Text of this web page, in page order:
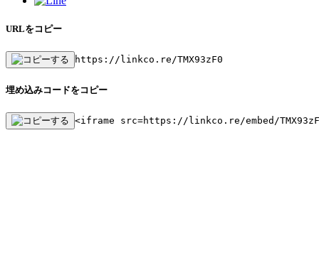
URLをコピー
https://linkco.re/TMX93zF0
埋め込みコードをコピー
<iframe src=https://linkco.re/embed/